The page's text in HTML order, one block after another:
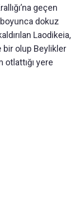
geçen
boyunca dokuz
Laodikeia,
bir olup Beylikler
yere